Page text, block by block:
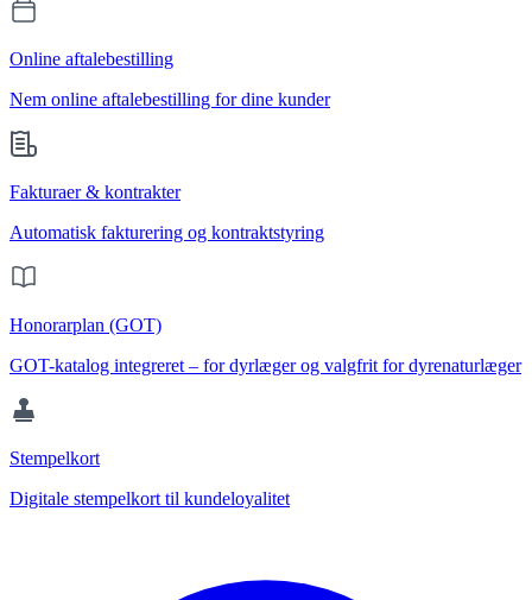
Online aftalebestilling
Nem online aftalebestilling for dine kunder
Fakturaer & kontrakter
Automatisk fakturering og kontraktstyring
Honorarplan (GOT)
GOT-katalog integreret – for dyrlæger og valgfrit for dyrenaturlæger
Stempelkort
Digitale stempelkort til kundeloyalitet